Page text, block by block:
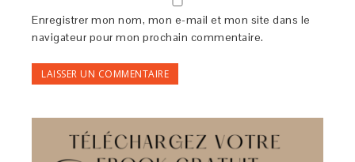
Enregistrer mon nom, mon e-mail et mon site dans le
navigateur pour mon prochain commentaire.